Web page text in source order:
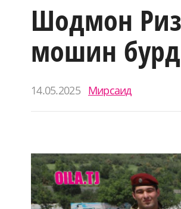
Шодмон
мошин
14.05.2025 Мирсаид